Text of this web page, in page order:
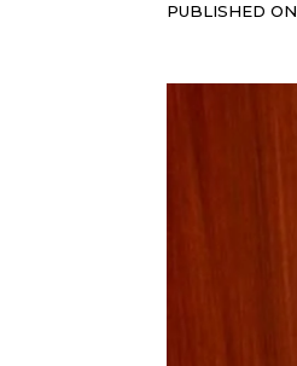
PUBLISHED ON